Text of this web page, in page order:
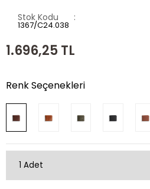
Stok Kodu
1367/C24.038
1.696,25 TL
Renk Seçenekleri